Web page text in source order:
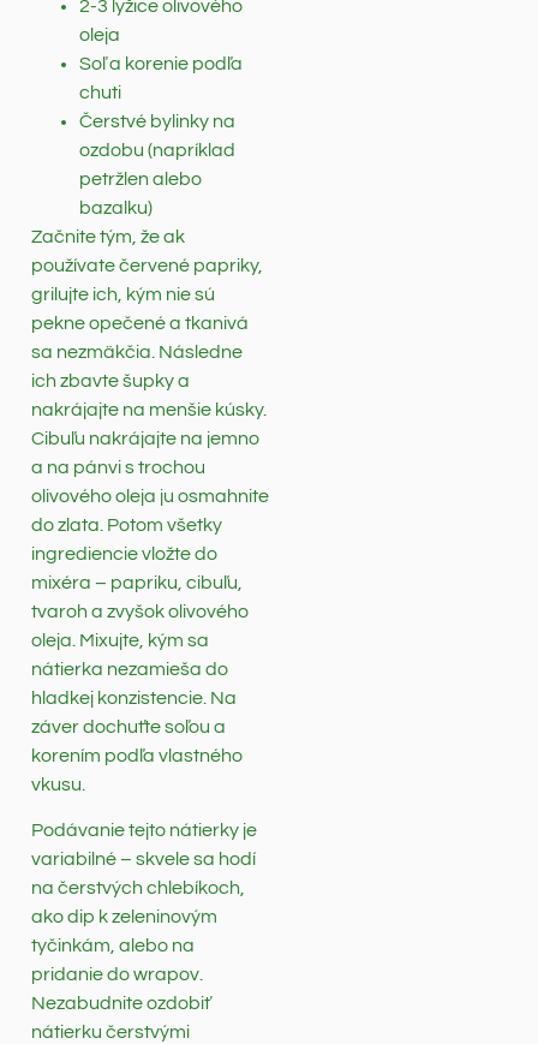
2-3 lyžice olivového
oleja
Soľ a korenie podľa
chuti
Čerstvé bylinky na
ozdobu (napríklad
petržlen alebo
bazalku)
Začnite tým, že ak
používate červené papriky,
grilujte ich, kým nie sú
pekne opečené a tkanivá
sa nezmäkčia. Následne
ich zbavte šupky a
nakrájajte na menšie kúsky.
Cibuľu nakrájajte na jemno
a na pánvi s trochou
olivového oleja ju osmahnite
do zlata. Potom všetky
ingrediencie vložte do
mixéra – papriku, cibuľu,
tvaroh a zvyšok olivového
oleja. Mixujte, kým sa
nátierka nezamieša do
hladkej konzistencie. Na
záver dochuťte soľou a
korením podľa vlastného
vkusu.
Podávanie tejto nátierky je
variabilné – skvele sa hodí
na čerstvých chlebíkoch,
ako dip k zeleninovým
tyčinkám, alebo na
pridanie do wrapov.
Nezabudnite ozdobiť
nátierku čerstvými